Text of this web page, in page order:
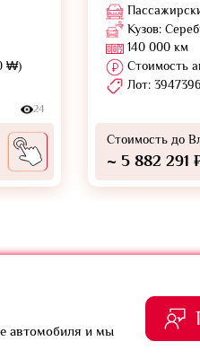
₩)
24
Кузов:
140 000 км
Стоимость
Лот:
Стоимость до
~ 5 882 291
автомобиля и мы